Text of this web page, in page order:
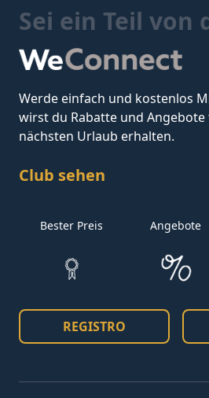
Sei ein Teil von
Werde einfach und kostenlos
wirst du Rabatte und
nächsten Urlaub erhalten.
Club sehen
Bester Preis Angebote
REGISTRO